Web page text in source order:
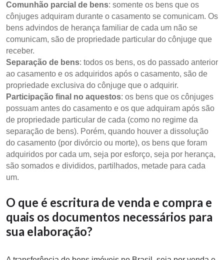
Comunhão parcial de bens: somente os bens que os
cônjuges adquiram durante o casamento se comunicam. Os
bens advindos de herança familiar de cada um não se
comunicam, são de propriedade particular do cônjuge que
receber.
Separação de bens: todos os bens, os do passado anterior
ao casamento e os adquiridos após o casamento, são de
propriedade exclusiva do cônjuge que o adquirir.
Participação final no aquestos: os bens que os cônjuges
possuam antes do casamento e os que adquiram após são
de propriedade particular de cada (como no regime da
separação de bens). Porém, quando houver a dissolução
do casamento (por divórcio ou morte), os bens que foram
adquiridos por cada um, seja por esforço, seja por herança,
são somados e divididos, partilhados, metade para cada
um.
O que é escritura de venda e compra e
quais os documentos necessários para
sua elaboração?